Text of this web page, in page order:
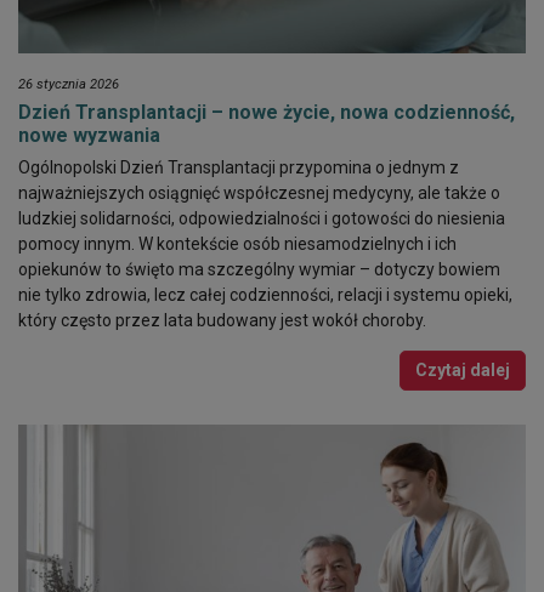
26 stycznia 2026
Dzień Transplantacji – nowe życie, nowa codzienność,
nowe wyzwania
Ogólnopolski Dzień Transplantacji przypomina o jednym z
najważniejszych osiągnięć współczesnej medycyny, ale także o
ludzkiej solidarności, odpowiedzialności i gotowości do niesienia
pomocy innym. W kontekście osób niesamodzielnych i ich
opiekunów to święto ma szczególny wymiar – dotyczy bowiem
nie tylko zdrowia, lecz całej codzienności, relacji i systemu opieki,
który często przez lata budowany jest wokół choroby.
Czytaj dalej